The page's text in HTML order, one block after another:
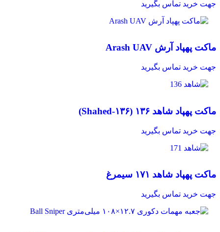
جهت خرید تماس بگیرید
مشاهده سریع
ماکت پهپاد آرش Arash UAV
جهت خرید تماس بگیرید
مشاهده سریع
ماکت پهپاد شاهد ۱۳۶ (Shahed‑۱۳۶)
جهت خرید تماس بگیرید
مشاهده سریع
ماکت پهپاد شاهد ۱۷۱ سیمرغ
جهت خرید تماس بگیرید